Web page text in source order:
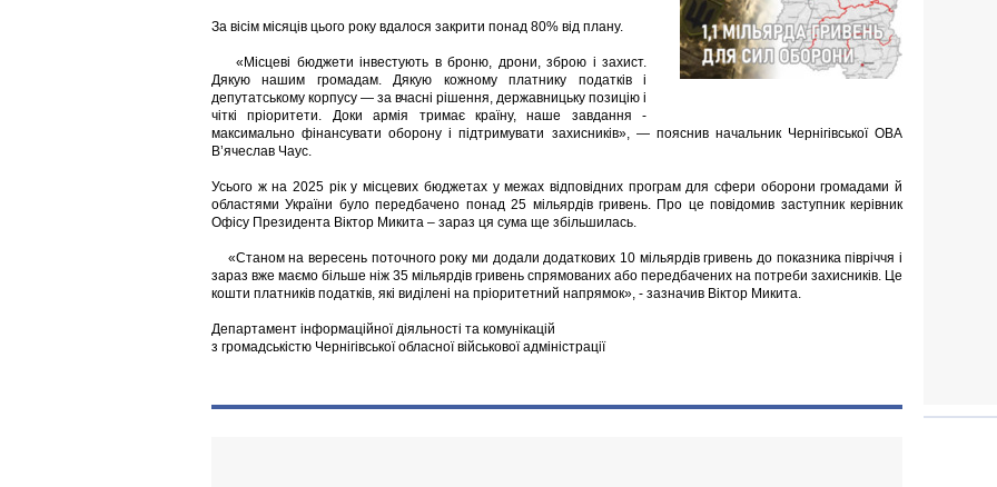
За вісім місяців цього року вдалося закрити понад 80% від плану.
«Місцеві бюджети інвестують в броню, дрони, зброю і захист.
Дякую нашим громадам. Дякую кожному платнику податків і
депутатському корпусу — за вчасні рішення, державницьку позицію і
чіткі пріоритети. Доки армія тримає країну, наше завдання -
максимально фінансувати оборону і підтримувати захисників», — пояснив начальник Чернігівської ОВА
В’ячеслав Чаус.
Усього ж на 2025 рік у місцевих бюджетах у межах відповідних програм для сфери оборони громадами й
областями України було передбачено понад 25 мільярдів гривень. Про це повідомив заступник керівник
Офісу Президента Віктор Микита ­– зараз ця сума ще збільшилась.
«Станом на вересень поточного року ми додали додаткових 10 мільярдів гривень до показника півріччя і
зараз вже маємо більше ніж 35 мільярдів гривень спрямованих або передбачених на потреби захисників. Це
кошти платників податків, які виділені на пріоритетний напрямок», - зазначив Віктор Микита.
Департамент інформаційної діяльності та комунікацій
з громадськістю Чернігівської обласної військової адміністрації